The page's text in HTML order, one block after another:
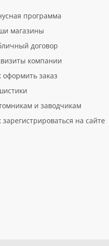
программа
магазины
договор
компании
оформить заказ
и заводчикам
зарегистрироваться на сайте